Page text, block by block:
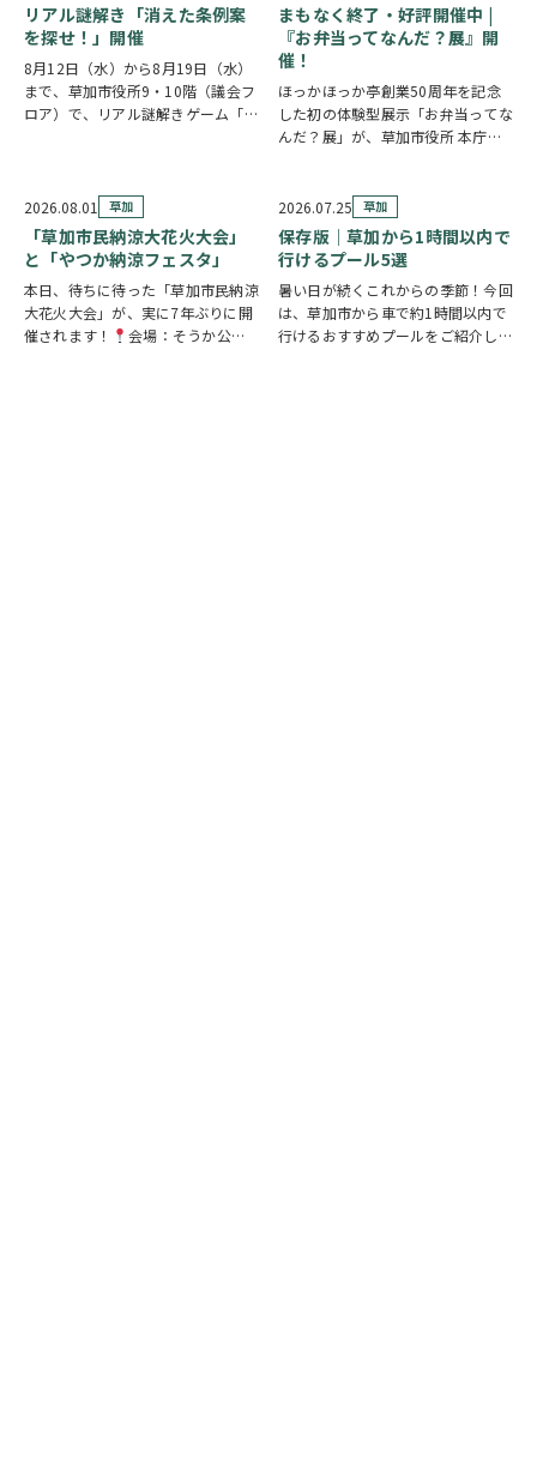
リアル謎解き「消えた条例案
を探せ！」開催
8月12日（水）から8月19日（水）
まで、草加市役所9・10階（議会フ
ロア）で、リアル謎解きゲーム「消
謎を解きながら、行方不明となった
「ある条例…
まもなく終了・好評開催中 |
『お弁当ってなんだ？展』開
催！
ほっかほっか亭創業50周年を記念
した初の体験型展示「お弁当ってな
んだ？展」が、草加市役所 本庁舎1
見て・触れて・参加しながらお弁当
の魅力を楽しめるイベントです。お
子さまから大人…
2026.08.01 草加
「草加市民納涼大花火大会」
と「やつか納涼フェスタ」
本日、待ちに待った「草加市民納涼
大花火大会」が、実に7年ぶりに開
催されます！
会場：そうか公園
2026.07.25 草加
保存版｜草加から1時間以内で
行けるプール5選
暑い日が続くこれからの季節！今回
は、草加市から車で約1時間以内で
行けるおすすめプールをご紹介しま